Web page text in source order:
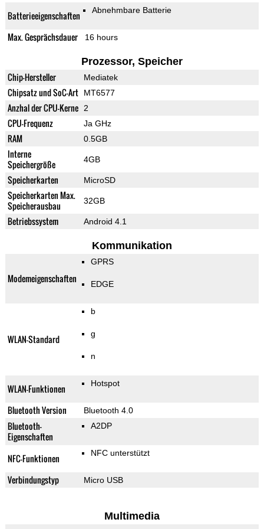
Batterieeigenschaften
Abnehmbare Batterie
Max. Gesprächsdauer 16 hours
Prozessor, Speicher
Chip-Hersteller Mediatek
Chipsatz und SoC-Art MT6577
Anzhal der CPU-Kerne 2
CPU-Frequenz Ja GHz
RAM 0.5GB
Interne
Speichergröße
4GB
Speicherkarten MicroSD
Speicherkarten Max.
Speicherausbau
32GB
Betriebssystem Android 4.1
Kommunikation
Modemeigenschaften
GPRS
EDGE
WLAN-Standard
b
g
n
WLAN-Funktionen Hotspot
Bluetooth Version Bluetooth 4.0
Bluetooth-
Eigenschaften
A2DP
NFC-Funktionen NFC unterstützt
Verbindungstyp Micro USB
Multimedia